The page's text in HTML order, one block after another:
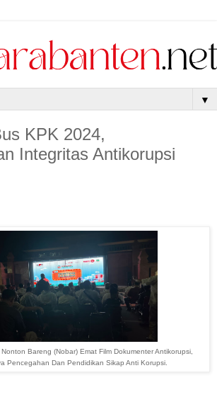
▼
KPK 2024,
Integritas Antikorupsi
Bareng (Nobar) Emat Film Dokumenter Antikorupsi,
Pencegahan Dan Pendidikan Sikap Anti Korupsi.